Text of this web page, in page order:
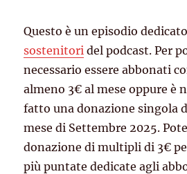
Questo è un episodio
sostenitori del podcast. Per
necessario essere abbonati
almeno 3€ al mese oppure è
fatto una donazione singola
mese di Settembre 2025.
donazione di multipli di 3€
più puntate dedicate agli